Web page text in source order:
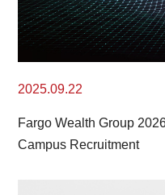
2025.09.22
Fargo Wealth Group
Campus Recruitment